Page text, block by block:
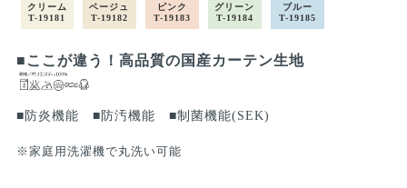
クリーム
T-19181
ベージュ
T-19182
ピンク
T-19183
グリーン
T-19184
ブルー
T-19185
■ここが違う！高品質の国産カーテン生地
■防炎機能 ■防汚機能 ■制菌機能(SEK)
※家庭用洗濯機で丸洗い可能